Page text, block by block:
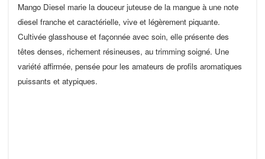
Mango Diesel marie la douceur juteuse de la mangue à une note
diesel franche et caractérielle, vive et légèrement piquante.
Cultivée glasshouse et façonnée avec soin, elle présente des
têtes denses, richement résineuses, au trimming soigné. Une
variété affirmée, pensée pour les amateurs de profils aromatiques
puissants et atypiques.